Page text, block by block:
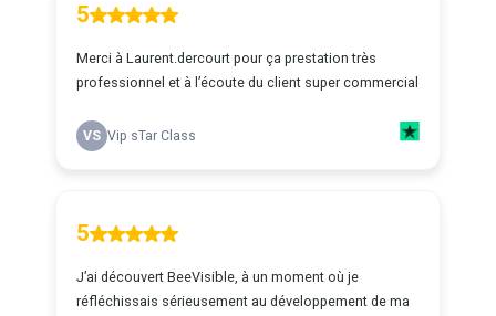
5
Merci à Laurent.dercourt pour ça prestation très
professionnel et à l’écoute du client super commercial
VS Vip sTar Class
5
J’ai découvert BeeVisible, à un moment où je
réfléchissais sérieusement au développement de ma